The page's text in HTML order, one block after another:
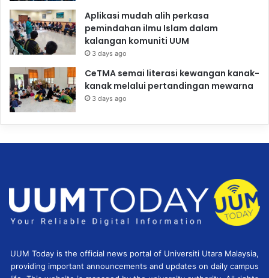
Aplikasi mudah alih perkasa
pemindahan ilmu Islam dalam
kalangan komuniti UUM
3 days ago
CeTMA semai literasi kewangan kanak-
kanak melalui pertandingan mewarna
3 days ago
UUM Today is the official news portal of Universiti Utara Malaysia,
providing important announcements and updates on daily campus